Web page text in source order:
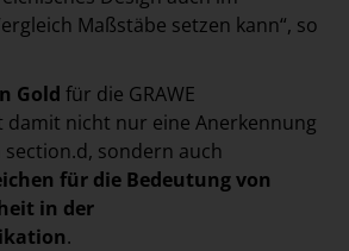
Maßstäbe setzen kann“, so
Gold für die GRAWE
damit nicht nur eine Anerkennung
sondern auch
für die Bedeutung von
in der
.